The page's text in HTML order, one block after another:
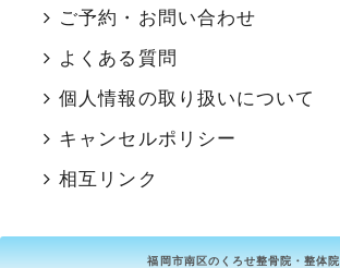
ご予約・お問い合わせ
よくある質問
個人情報の取り扱いについて
キャンセルポリシー
相互リンク
福岡市南区のくろせ整骨院・整体院